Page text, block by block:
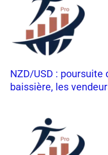
NZD/USD : poursuite
baissière, les